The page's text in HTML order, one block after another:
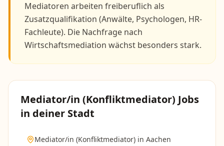
Mediatoren arbeiten freiberuflich als
Zusatzqualifikation (Anwälte, Psychologen, HR-
Fachleute). Die Nachfrage nach
Wirtschaftsmediation wächst besonders stark.
Mediator/in (Konfliktmediator) Jobs
in deiner Stadt
Mediator/in (Konfliktmediator) in Aachen